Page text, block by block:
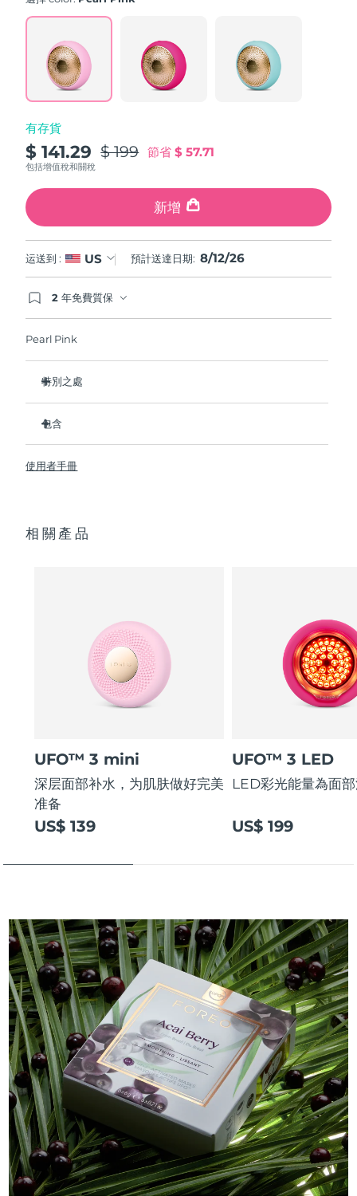
Read
Reviews.
Same
page
有存貨
$ 141.29 $ 199 節省$ 57.71
包括增值稅和關稅
新增
运送到 : US 預計送達日期: 8/12/26
2 年免費質保
Pearl Pink
特別之處
熱能科技幫助面膜中的成分深入肌膚。
T-Sonic
包含
USB 充電線
2年質保 (西班牙：3年質保)
使用者手冊
相關產品
UFO™ 3 mini
深层面部补水，为肌肤做好完美
准备
US$ 139
UFO™ 3 LED
LED彩光能量為面
US$ 199
斯洛伐克
斯洛維尼亞 預計送達日期
預計送達日期
南韓
西班牙
瑞典 8/11/26
瑞士 預計送達日期8/11/26
台灣 預計送達日期8/16/26
泰國 預計送達日期8/15/26
阿拉伯聯合大公國
英國
美國
越南